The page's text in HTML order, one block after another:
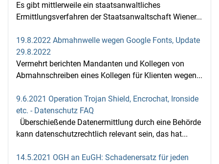
Es gibt mittlerweile ein staatsanwaltliches
Ermittlungsverfahren der Staatsanwaltschaft Wiener...
19.8.2022 Abmahnwelle wegen Google Fonts, Update
29.8.2022
Vermehrt berichten Mandanten und Kollegen von
Abmahnschreiben eines Kollegen für Klienten wegen...
9.6.2021 Operation Trojan Shield, Encrochat, Ironside
etc. - Datenschutz FAQ
Überschießende Datenermittlung durch eine Behörde
kann datenschutzrechtlich relevant sein, das hat...
14.5.2021 OGH an EuGH: Schadenersatz für jeden